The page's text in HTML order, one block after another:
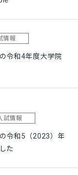
情報
令和4年度大学院
試情報
令和5（2023）年
た